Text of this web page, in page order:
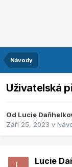
Návody
Uživatelská
Od Lucie
Září 25, 2023 v
Lucie